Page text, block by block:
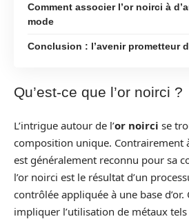
Comment associer l’or noirci à
mode
Conclusion : l’avenir prometteur
Qu’est-ce que l’or noirci ?
L’intrigue autour de l’or noirci se
composition unique. Contrairement
est généralement reconnu pour sa
l’or noirci est le résultat d’un
contrôlée appliquée à une base
impliquer l’utilisation de métaux